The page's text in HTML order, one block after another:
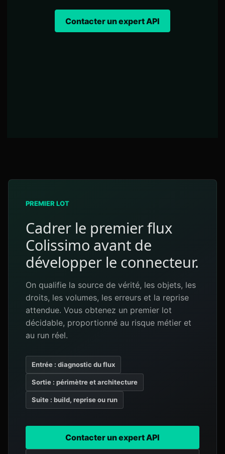
Contacter un expert API
PREMIER LOT
Cadrer le premier flux
Colissimo avant de
développer le connecteur.
On qualifie la source de vérité, les objets, les
droits, les volumes, les erreurs et la reprise
attendue. Vous obtenez un premier lot
décidable, proportionné au risque métier et
au run réel.
Entrée : diagnostic du flux
Sortie : périmètre et architecture
Suite : build, reprise ou run
Contacter un expert API